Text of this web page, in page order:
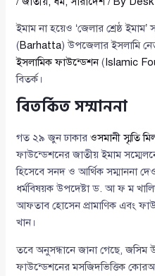
ইমাম না হয়েও ‘জেলার শ্রেষ্ঠ
(Barhatta) উপজেলার ইসলামি
ইসলামিক ফাউন্ডেশন(Islamic
বিতর্ক।
বিতর্কিত সম্মাননা
গত ২৯ জুন ঢাকারওসমানী স্মৃতি
ফাউন্ডেশনের জাতীয় ইমাম
হিসেবে সনদ ও আর্থিক সম্মাননা
ধর্মবিষয়ক উপদেষ্টা ড. আ ফ ম
আফতাব হোসেন প্রামাণিক এবং
খান।
তবে অনুসন্ধানে জানা গেছে, জসিম
ফাউন্ডেশনের মসজিদভিত্তিক